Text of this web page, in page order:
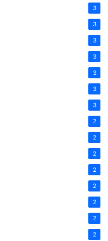
3
3
3
3
3
3
3
2
2
2
2
2
2
2
2